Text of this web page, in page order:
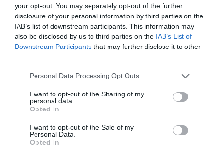
your opt-out. You may separately opt-out of the further
disclosure of your personal information by third parties on the
IAB’s list of downstream participants. This information may
also be disclosed by us to third parties on the IAB’s List of
Downstream Participants that may further disclose it to other
Please note that this website/app uses one or more Google
not limited to your visit or usage behaviour. You may click to
grant or deny consent to Google and its third-party tags to
use your data for below specified purposes in below Google
consent section.
Personal Data Processing Opt Outs
I want to opt-out of the Sharing of my
personal data.
Opted In
I want to opt-out of the Sale of my
Personal Data.
Opted In
Αν τα χάσατε
6 λεπτά